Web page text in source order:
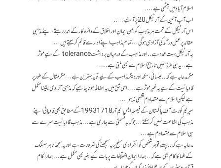
اسلام آباد میں بیٹھی ہے….
اب آپ آئین کے آرٹیکل 20 پر آئیے…..
اس آرٹیکل کے تحت ہر مذہب کو امن ایمان اور اخلاق کے دائرہ کار کے اندر رہتے ، اپنے مذہبی
عقائد پر عمل درآمد کی آزادی ہو گی… تمام مذاہب اپنے ادارے قائم کر سجتے ہیں…
یہ آرٹیکل بہت عمدہ ہے..اور مذاہب کے درمیان برداشت tolerance کے لیے موثر
ہے.. یہ ہی طرز ہمیں تاریخ اسلام سے بھی ملتی ہے…..
مگر مدعا یہ ہے کہ.. عیسائی، سکھ اور دیگر مذاہب کے لیے تو یہ بہترین ہے… مگر مثال کے طور پر
قادیانیت کے لیے یہ غیر موثر ہے…. اسی شق میں یہ اضافہ ہونا چاہیے کہ مذہبی آزادی یقینا مکمل
ہے لیکن اسلام سے متصادم قطعی نہ ہو….
سپریم کورٹ آف پاکستان کے فیصلہ ایس ایم آر 1718 1993کے مطابق بھی قادیانی اپنے
مذہب کی اشاعت نہیں کرسکتے… جو کہ بدقسمتی سے جاری ہے…مذہب قادیانیت سرے سے
ہی اسلام سے متصادم ہے…
مدعا یہ ہے کہ.. پہلے تو ہر شخص کو انفرادی سطح پر یہ سمجھنے کی ضرورت ہے اور یہ سمجھانا ہر مسلک
کے علما کا کام بھی ہے کہ.. ہمارا ایمان اختلافات پر بات کیے بغیر بھی مکمل ہے… ہمارا کام